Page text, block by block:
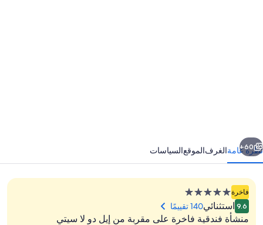
التالي
60+
نظرة عامةالغرفالموقعالسياسات
فاخرةمنشأة
فندقية
مصنفة
9.6 استثنائي140 تقييمًا
منشأة فندقية فاخرة على مقربة من إيل دو لا سيتي